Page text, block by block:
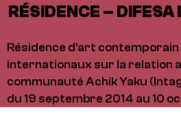
RÉSIDENCE –
Résidence d'art
internationaux sur la relation
communauté Achik Yaku
du 19 septembre 2014 au 10